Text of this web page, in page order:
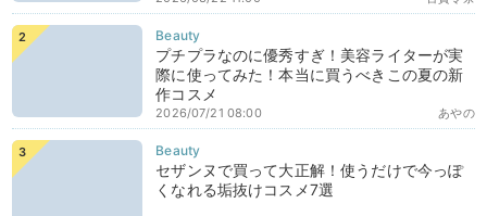
プチプラなのに優秀すぎ！美容ライターが実
際に使ってみた！本当に買うべきこの夏の新
作コスメ
あやの
2026/07/21 08:00
セザンヌで買って大正解！使うだけで今っぽ
くなれる垢抜けコスメ7選